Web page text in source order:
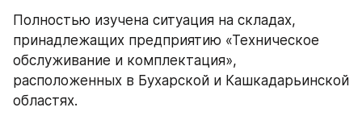
Полностью изучена ситуация на складах,
принадлежащих предприятию «Техническое
обслуживание и комплектация»,
расположенных в Бухарской и Кашкадарьинской
областях.